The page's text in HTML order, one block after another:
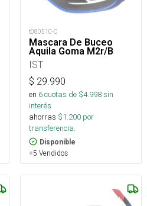
t080510-C
Mascara De Buceo
Aquila Goma M2r/B
IST
$ 29.990
en 6cuotas de $4.998sin
interés
ahorras $1.200 por
transferencia.
Disponible
+5 Vendidos